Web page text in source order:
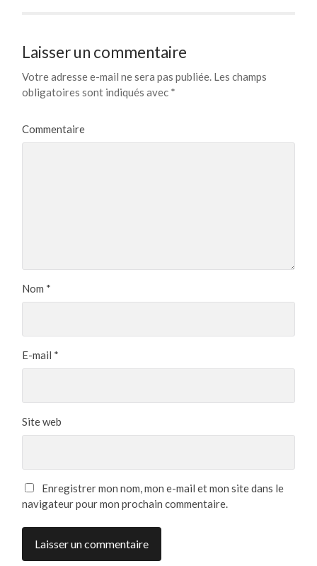
Laisser un commentaire
Votre adresse e-mail ne sera pas publiée. Les champs
obligatoires sont indiqués avec *
Commentaire
Nom *
E-mail *
Site web
Enregistrer mon nom, mon e-mail et mon site dans le
navigateur pour mon prochain commentaire.